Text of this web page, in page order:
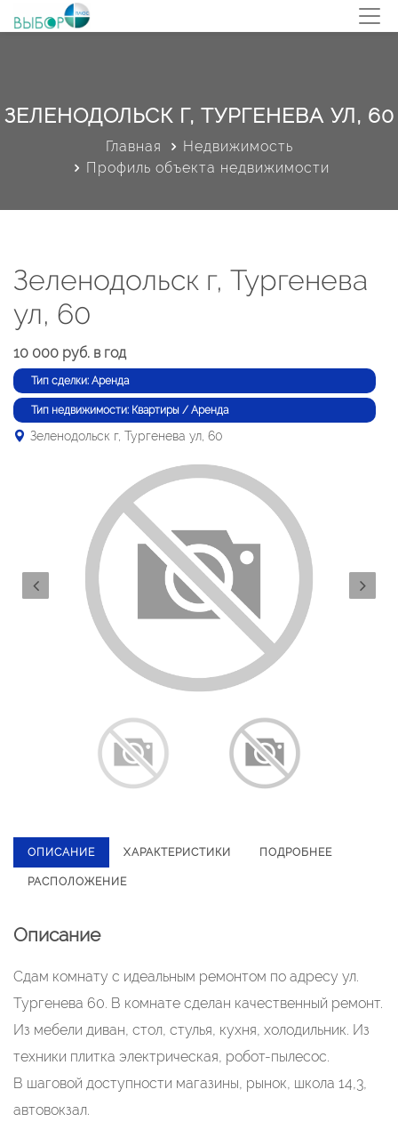
ЗЕЛЕНОДОЛЬСК Г, ТУРГЕНЕВА УЛ, 60
Главная
Недвижимость
Профиль объекта недвижимости
Зеленодольск г, Тургенева
ул, 60
10 000 руб. в год
Тип сделки: Аренда
Тип недвижимости: Квартиры / Аренда
Зеленодольск г, Тургенева ул, 60
ОПИСАНИЕ ХАРАКТЕРИСТИКИ ПОДРОБНЕЕ
РАСПОЛОЖЕНИЕ
Описание
Сдам комнату с идеальным ремонтом по адресу ул.
Тургенева 60. В комнате сделан качественный ремонт.
Из мебели диван, стол, стулья, кухня, холодильник. Из
техники плитка электрическая, робот-пылесос.
В шаговой доступности магазины, рынок, школа 14,3,
автовокзал.